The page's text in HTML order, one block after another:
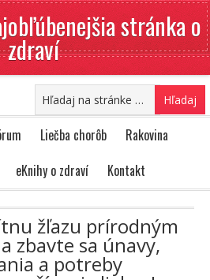
stránka o
zdraví
Liečba chorôb
Rakovina
eKnihy o zdraví Kontakt
žľazu prírodným
zbavte sa únavy,
a potreby